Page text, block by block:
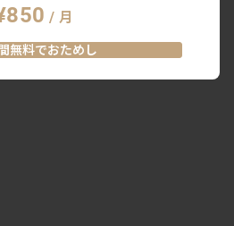
/ 月
無料でおためし